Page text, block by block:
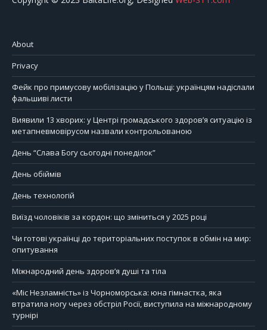
About
Privacy
Фейк про примусову мобілізацію у Польщі: українцям надіслали
фальшиві листи
Виявили 13 хворих: у Центрі громадського здоров’я ситуацію із
метапневмовірусом назвали контрольованою
День “Слава Богу сьогодні понеділок”
День обіймів
День технологій
Виїзд чоловіків за кордон: що зміниться у 2025 році
Чи готові українці до територіальних поступок в обмін на мир:
опитування
Міжнародний день здоров’я душі та тіла
«Міс Незламність» із Чорноморська: юна гімнастка, яка
втратила ногу через обстріл Росії, виступила на міжнародному
турнірі